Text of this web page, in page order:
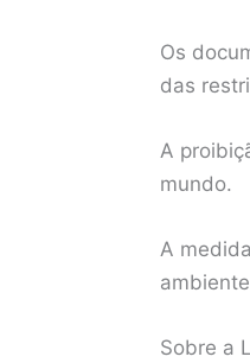
Os
das
A
mundo.
A
Sobre a